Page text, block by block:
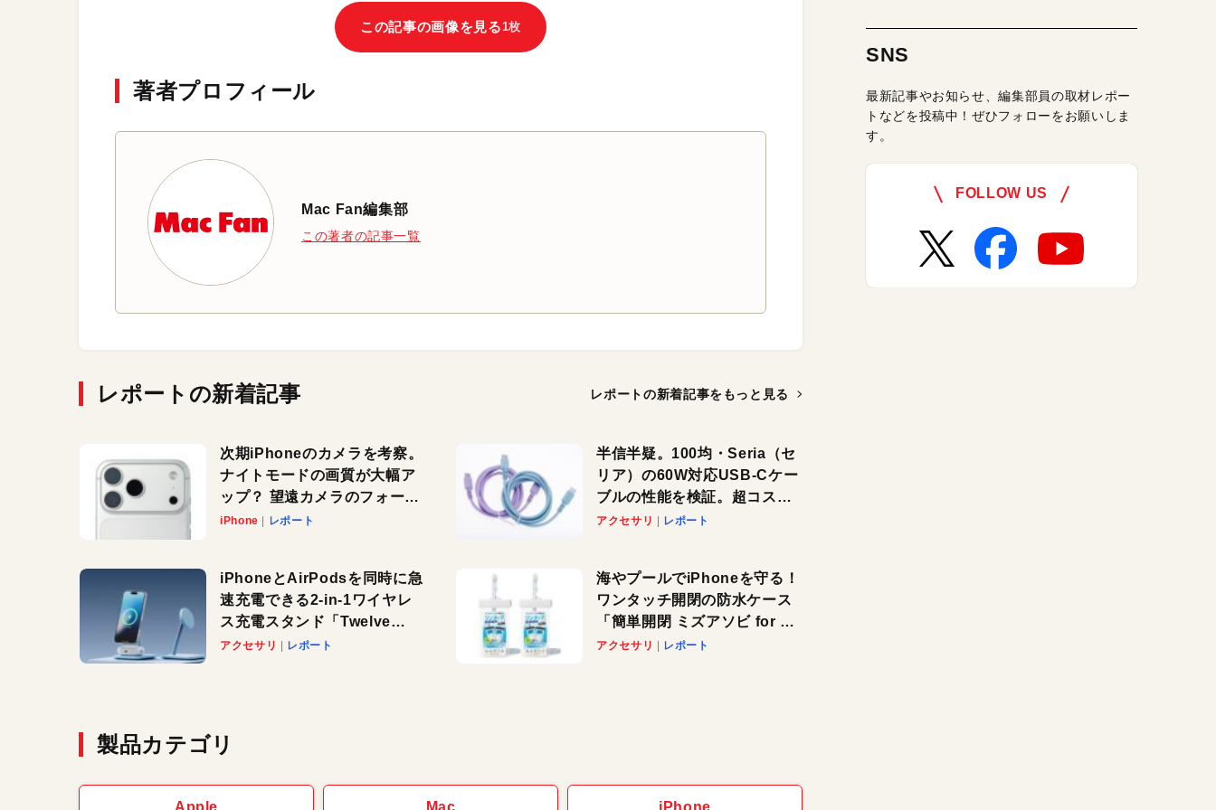
この記事の画像を見る1枚
著者プロフィール
Mac Fan編集部
この著者の記事一覧
レポートの新着記事 レポートの新着記事をもっと見る
次期iPhoneのカメラを考察。
ナイトモードの画質が大幅ア
ップ？ 望遠カメラのフォーカ
スがさらにシャープに？
iPhone レポート
半信半疑。100均・Seria（セ
リア）の60W対応USB-Cケー
ブルの性能を検証。超コスパ
の1本を発見か？
アクセサリ レポート
iPhoneとAirPodsを同時に急
速充電できる2-in-1ワイヤレ
ス充電スタンド「Twelve
South HiRise 2 Deluxe」が
アクセサリ レポート
海やプールでiPhoneを守る！
ワンタッチ開閉の防水ケース
「簡単開閉 ミズアソビ for ス
マホ」で夏のレジャーを満喫
アクセサリ レポート
製品カテゴリ
SNS
最新記事やお知らせ、編集部員の取材レポー
トなどを投稿中！ぜひフォローをお願いしま
す。
FOLLOW US